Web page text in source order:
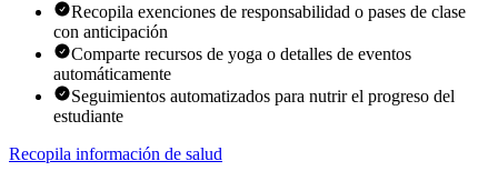
Recopila exenciones de responsabilidad o pases de clase
con anticipación
Comparte recursos de yoga o detalles de eventos
automáticamente
Seguimientos automatizados para nutrir el progreso del
estudiante
Recopila información de salud